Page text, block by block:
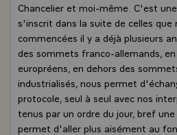
Chancelier et moi-même. C'est
s'inscrit dans la suite de celles que
commencées il y a déjà plusieurs
des sommets franco-allemands,
europréens, en dehors des
industrialisés, nous permet
protocole, seul à seul avec nos
tenus par un ordre du jour, bref
permet d'aller plus aisément au